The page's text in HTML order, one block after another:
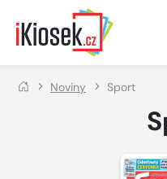
Přejít na hlavní obsah
Noviny Sport